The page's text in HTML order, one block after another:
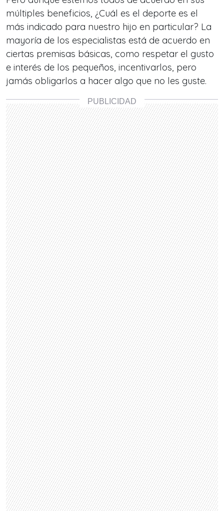
múltiples beneficios, ¿Cuál es el deporte es el
más indicado para nuestro hijo en particular? La
mayoría de los especialistas está de acuerdo en
ciertas premisas básicas, como respetar el gusto
e interés de los pequeños, incentivarlos, pero
jamás obligarlos a hacer algo que no les guste.